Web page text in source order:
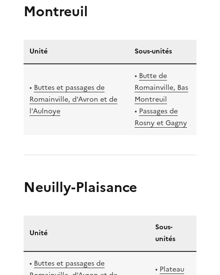
Montreuil
Unité Sous-unités
• Buttes et passages de
Romainville, d’Avron et de
l’Aulnoye
• Butte de
Romainville, Bas
Montreuil
• Passages de
Rosny et Gagny
Neuilly-Plaisance
Unité
Sous-
unités
• Buttes et passages de
• Plateau